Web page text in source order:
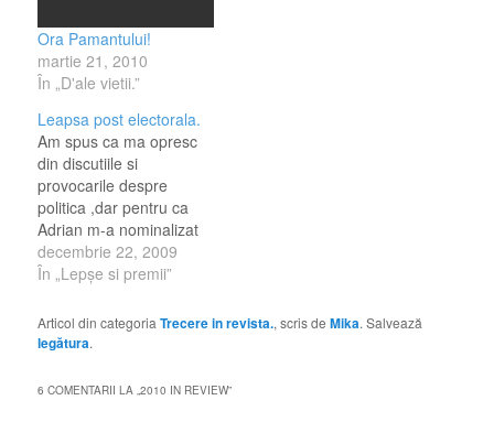
Ora Pamantului!
martie 21, 2010
În „D'ale vietii.”
Leapsa post electorala.
Am spus ca ma opresc
din discutiile si
provocarile despre
politica ,dar pentru ca
Adrian m-a nominalizat
la acesta leapsa ,imi voi
exprima si eu opinia
"nevertebrate in politica"
. 1.Basescu (tata lor)
spunea ceva de genul ca
decembrie 22, 2009
În „Lepşe si premii”
Articol din categoriaTrecere in revista., scris deMika. Salvează
legătura.
6 COMENTARII LA „2010 IN REVIEW”